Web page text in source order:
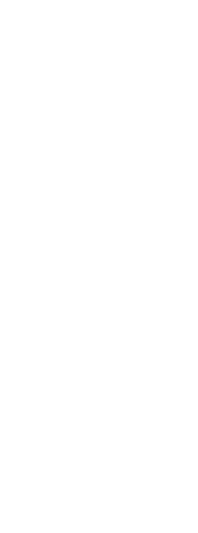
on the first floor, there
long in the summer,